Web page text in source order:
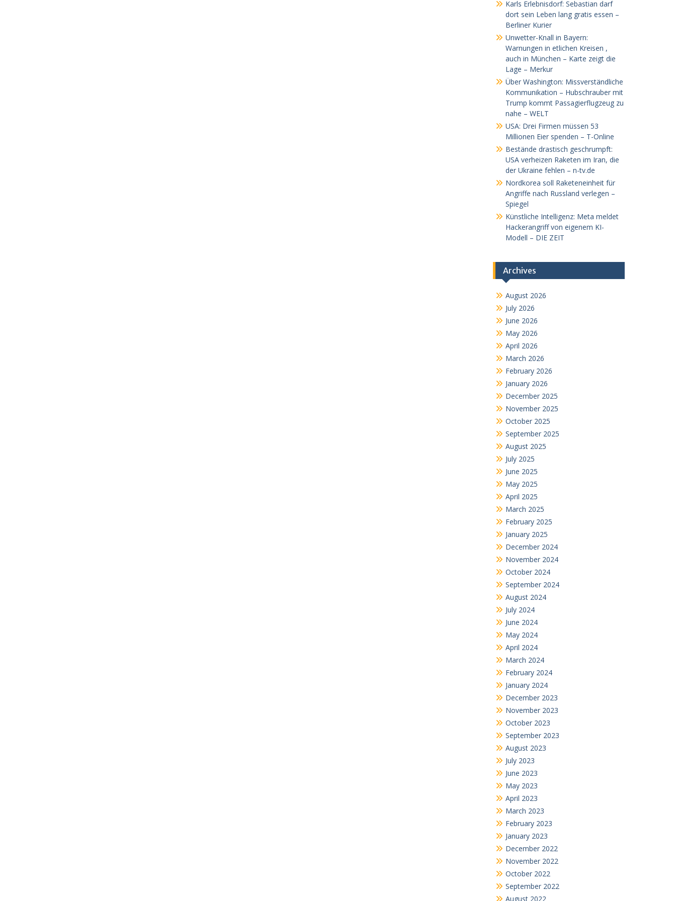
Karls Erlebnisdorf: Sebastian darf
dort sein Leben lang gratis essen –
Berliner Kurier
Unwetter-Knall in Bayern:
Warnungen in etlichen Kreisen ,
auch in München – Karte zeigt die
Lage – Merkur
Über Washington: Missverständliche
Kommunikation – Hubschrauber mit
Trump kommt Passagierflugzeug zu
nahe – WELT
USA: Drei Firmen müssen 53
Millionen Eier spenden – T-Online
Bestände drastisch geschrumpft:
USA verheizen Raketen im Iran, die
der Ukraine fehlen – n-tv.de
Nordkorea soll Raketeneinheit für
Angriffe nach Russland verlegen –
Spiegel
Künstliche Intelligenz: Meta meldet
Hackerangriff von eigenem KI-
Modell – DIE ZEIT
Archives
August 2026
July 2026
June 2026
May 2026
April 2026
March 2026
February 2026
January 2026
December 2025
November 2025
October 2025
September 2025
August 2025
July 2025
June 2025
May 2025
April 2025
March 2025
February 2025
January 2025
December 2024
November 2024
October 2024
September 2024
August 2024
July 2024
June 2024
May 2024
April 2024
March 2024
February 2024
January 2024
December 2023
November 2023
October 2023
September 2023
August 2023
July 2023
June 2023
May 2023
April 2023
March 2023
February 2023
January 2023
December 2022
November 2022
October 2022
September 2022
August 2022